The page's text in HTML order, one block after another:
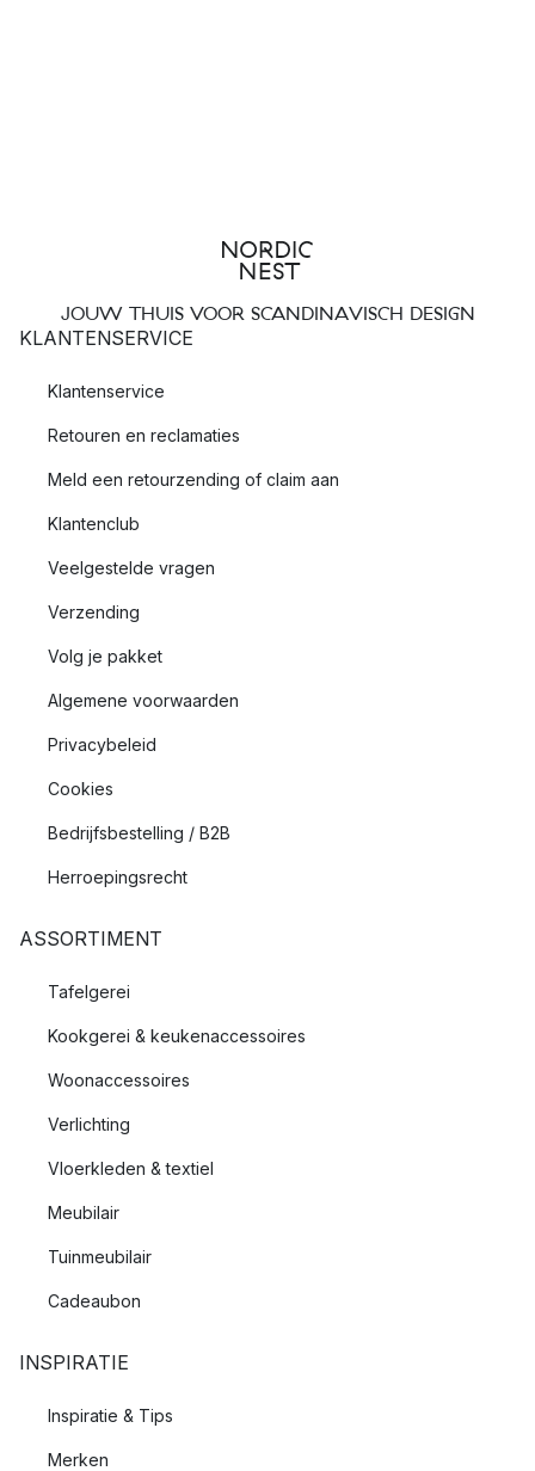
JOUW THUIS VOOR SCANDINAVISCH DESIGN
KLANTENSERVICE
Klantenservice
Retouren en reclamaties
Meld een retourzending of claim aan
Klantenclub
Veelgestelde vragen
Verzending
Volg je pakket
Algemene voorwaarden
Privacybeleid
Cookies
Bedrijfsbestelling / B2B
Herroepingsrecht
ASSORTIMENT
Tafelgerei
Kookgerei & keukenaccessoires
Woonaccessoires
Verlichting
Vloerkleden & textiel
Meubilair
Tuinmeubilair
Cadeaubon
INSPIRATIE
Inspiratie & Tips
Merken